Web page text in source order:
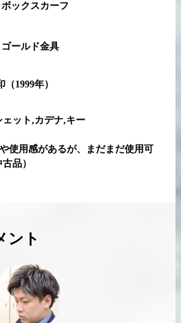
ンの買取価格や
ボックスカーフ
ゴールド金具
（1999年）
ェット,カデナ,キー
使用感があるが、まだまだ使用可
古品）
ント